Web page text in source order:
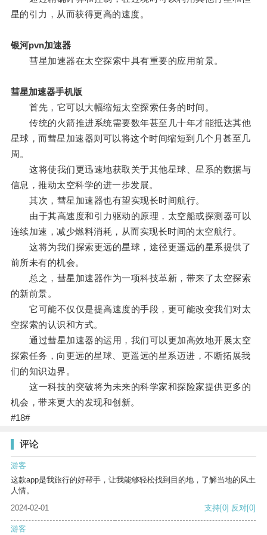
星的引力，从而获得更高的速度。
银河pvn加速器
彗星加速器在太空探索中具有重要的应用前景。
彗星加速器手机版
首先，它可以大幅缩短太空探索任务的时间。
传统的火箭推进系统需要数年甚至几十年才能抵达其他
星球，而彗星加速器则可以将这个时间缩短到几个月甚至几
周。
这将使我们更迅速地获取关于其他星球、星系的数据与
信息，推动太空科学的进一步发展。
其次，彗星加速器也有望实现长时间航行。
由于其高速度和引力驱动的原理，太空船或探测器可以
连续加速，减少燃料消耗，从而实现长时间的太空航行。
这将为我们探索更远的星球，途径更遥远的星系提供了
前所未有的机会。
总之，彗星加速器作为一项科技革新，带来了太空探索
的新前景。
它可能不仅仅是提高速度的手段，更可能改变我们对太
空探索的认识和方式。
通过彗星加速器的运用，我们可以更加高效地开展太空
探索任务，向更远的星球、更遥远的星系迈进，不断拓展我
们的知识边界。
这一科技的突破将为未来的科学家和探险家提供更多的
机会，带来更大的发现和创新。
#18#
评论
游客
这款app是我旅行的好帮手，让我能够轻松找到目的地，了解当地的风土
人情。
2024-02-01
支持[0] 反对[0]
游客